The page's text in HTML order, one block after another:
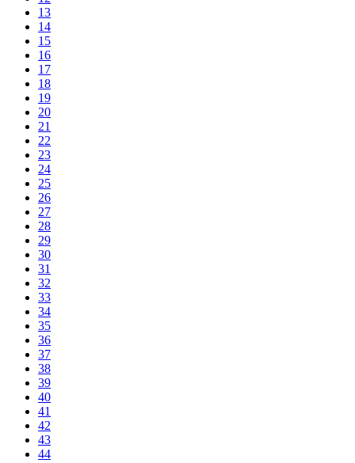
13
14
15
16
17
18
19
20
21
22
23
24
25
26
27
28
29
30
31
32
33
34
35
36
37
38
39
40
41
42
43
44